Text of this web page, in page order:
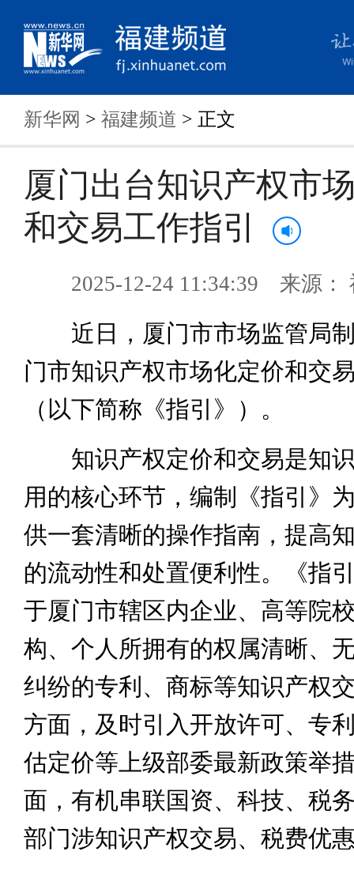
新华网 > 福建频道 > 正文
厦门出台知识产权市
和交易工作指引
2025-12-24 11:34:39 来源：
近日，厦门市市场监管局制
门市知识产权市场化定价和交
（以下简称《指引》）。
知识产权定价和交易是知识
用的核心环节，编制《指引》
供一套清晰的操作指南，提高
的流动性和处置便利性。《指
于厦门市辖区内企业、高等院
构、个人所拥有的权属清晰、
纠纷的专利、商标等知识产权
方面，及时引入开放许可、专
估定价等上级部委最新政策举
面，有机串联国资、科技、税
部门涉知识产权交易、税费优